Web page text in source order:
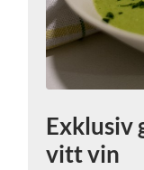
Exklusiv
vitt vin